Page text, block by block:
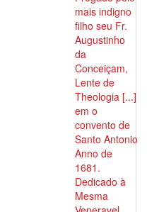
mais indigno
filho seu Fr.
Augustinho
da
Conceiçam,
Lente de
Theologia [...]
em o
convento de
Santo Antonio
Anno de
1681.
Dedicado à
Mesma